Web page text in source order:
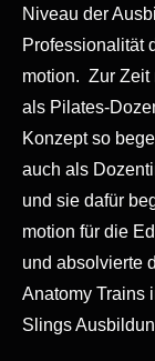
Niveau der
Professionalität
motion. Zur Zeit
als Pilates-
Konzept so
auch als
und sie dafür
motion für die
und absolvierte
Anatomy Trains
Slings